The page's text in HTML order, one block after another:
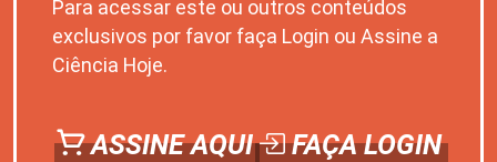
Para acessar este ou outros conteúdos
exclusivos por favor faça Login ou Assine a
Ciência Hoje.
ASSINE AQUI FAÇA LOGIN